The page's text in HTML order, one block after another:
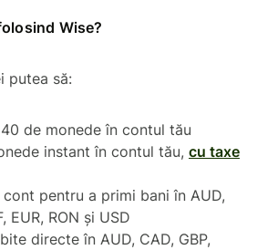
Wise?
putea să:
de monede în contul tău
instant în contul tău, cu taxe
pentru a primi bani în AUD,
EUR, RON și USD
directe în AUD, CAD, GBP,